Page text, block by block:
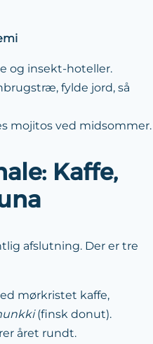
og insekt-hoteller.
fylde jord, så
mojitos ved midsommer.
Kaffe,
afslutning. Der er tre
mørkristet kaffe,
(finsk donut).
året rundt.